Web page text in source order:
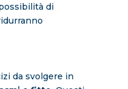
di
da svolgere in